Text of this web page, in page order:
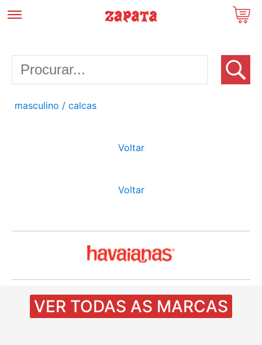
masculino / calcas
Voltar
Voltar
VER TODAS AS MARCAS